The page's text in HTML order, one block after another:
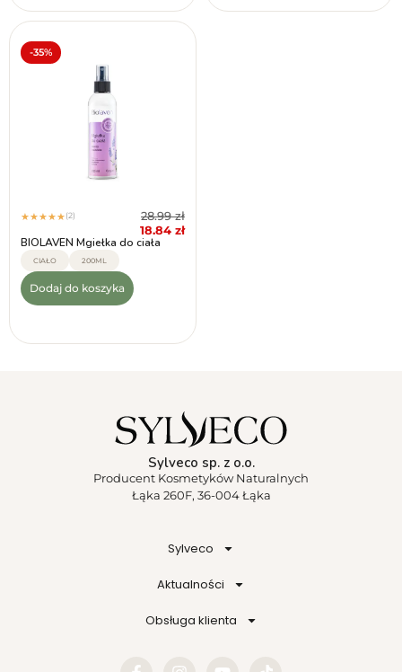
-35%
★★★★★(2) 28.99zł
18.84 zł
BIOLAVEN Mgiełka do ciała
CIAŁO 200ML
Dodaj do koszyka
Sylveco sp. z o.o.
Producent Kosmetyków Naturalnych
Łąka 260F, 36-004 Łąka
Sylveco
Aktualności
Obsługa klienta